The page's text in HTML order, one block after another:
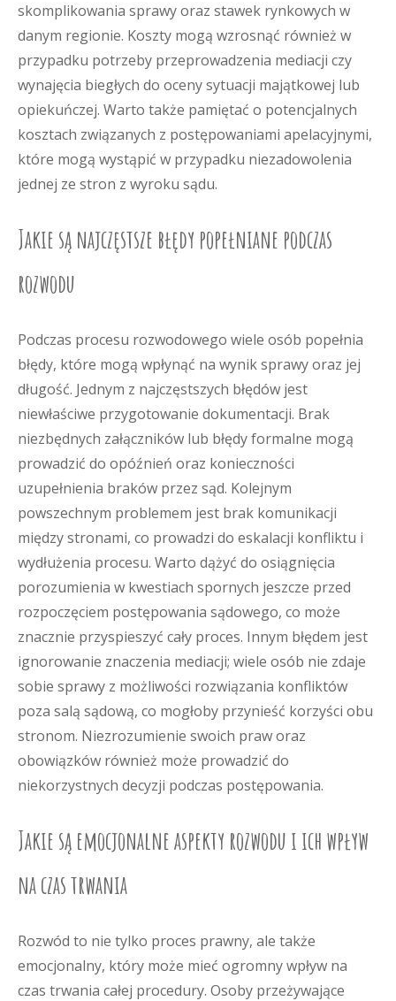
skomplikowania sprawy oraz stawek rynkowych w
danym regionie. Koszty mogą wzrosnąć również w
przypadku potrzeby przeprowadzenia mediacji czy
wynajęcia biegłych do oceny sytuacji majątkowej lub
opiekuńczej. Warto także pamiętać o potencjalnych
kosztach związanych z postępowaniami apelacyjnymi,
które mogą wystąpić w przypadku niezadowolenia
jednej ze stron z wyroku sądu.
Jakie są najczęstsze błędy popełniane podczas
rozwodu
Podczas procesu rozwodowego wiele osób popełnia
błędy, które mogą wpłynąć na wynik sprawy oraz jej
długość. Jednym z najczęstszych błędów jest
niewłaściwe przygotowanie dokumentacji. Brak
niezbędnych załączników lub błędy formalne mogą
prowadzić do opóźnień oraz konieczności
uzupełnienia braków przez sąd. Kolejnym
powszechnym problemem jest brak komunikacji
między stronami, co prowadzi do eskalacji konfliktu i
wydłużenia procesu. Warto dążyć do osiągnięcia
porozumienia w kwestiach spornych jeszcze przed
rozpoczęciem postępowania sądowego, co może
znacznie przyspieszyć cały proces. Innym błędem jest
ignorowanie znaczenia mediacji; wiele osób nie zdaje
sobie sprawy z możliwości rozwiązania konfliktów
poza salą sądową, co mogłoby przynieść korzyści obu
stronom. Niezrozumienie swoich praw oraz
obowiązków również może prowadzić do
niekorzystnych decyzji podczas postępowania.
Jakie są emocjonalne aspekty rozwodu i ich wpływ
na czas trwania
Rozwód to nie tylko proces prawny, ale także
emocjonalny, który może mieć ogromny wpływ na
czas trwania całej procedury. Osoby przeżywające